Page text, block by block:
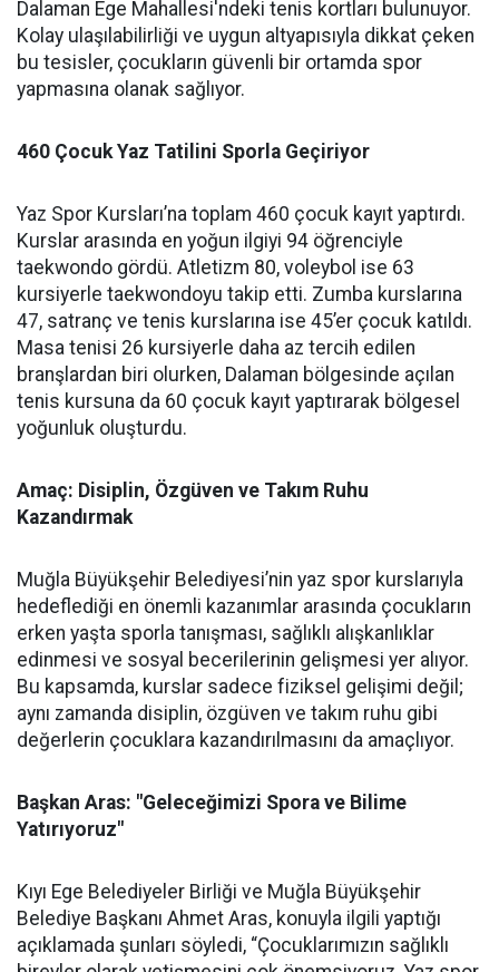
Dalaman Ege Mahallesi'ndeki tenis kortları bulunuyor.
Kolay ulaşılabilirliği ve uygun altyapısıyla dikkat çeken
bu tesisler, çocukların güvenli bir ortamda spor
yapmasına olanak sağlıyor.
460 Çocuk Yaz Tatilini Sporla Geçiriyor
Yaz Spor Kursları’na toplam 460 çocuk kayıt yaptırdı.
Kurslar arasında en yoğun ilgiyi 94 öğrenciyle
taekwondo gördü. Atletizm 80, voleybol ise 63
kursiyerle taekwondoyu takip etti. Zumba kurslarına
47, satranç ve tenis kurslarına ise 45’er çocuk katıldı.
Masa tenisi 26 kursiyerle daha az tercih edilen
branşlardan biri olurken, Dalaman bölgesinde açılan
tenis kursuna da 60 çocuk kayıt yaptırarak bölgesel
yoğunluk oluşturdu.
Amaç: Disiplin, Özgüven ve Takım Ruhu
Kazandırmak
Muğla Büyükşehir Belediyesi’nin yaz spor kurslarıyla
hedeflediği en önemli kazanımlar arasında çocukların
erken yaşta sporla tanışması, sağlıklı alışkanlıklar
edinmesi ve sosyal becerilerinin gelişmesi yer alıyor.
Bu kapsamda, kurslar sadece fiziksel gelişimi değil;
aynı zamanda disiplin, özgüven ve takım ruhu gibi
değerlerin çocuklara kazandırılmasını da amaçlıyor.
Başkan Aras: "Geleceğimizi Spora ve Bilime
Yatırıyoruz"
Kıyı Ege Belediyeler Birliği ve Muğla Büyükşehir
Belediye Başkanı Ahmet Aras, konuyla ilgili yaptığı
açıklamada şunları söyledi, “Çocuklarımızın sağlıklı